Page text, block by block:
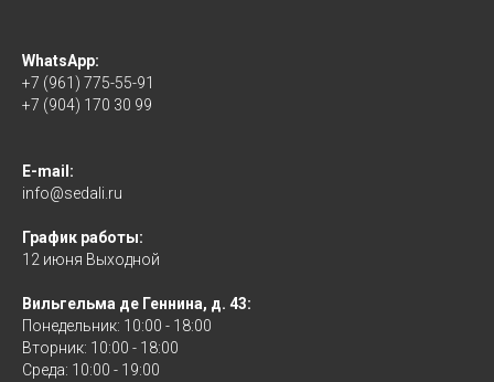
WhatsApp:
+7 (961) 775-55-91
+7 (904) 170 30 99
E-mail:
info@sedali.ru
График работы:
12 июня Выходной
Вильгельма де Геннина, д. 43:
Понедельник: 10:00 - 18:00
Вторник: 10:00 - 18:00
Среда: 10:00 - 19:00